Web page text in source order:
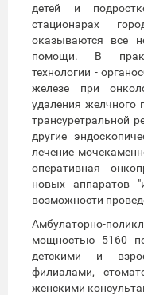
детей и
стационарах
оказываются все
помощи. В
технологии -
железе при
удаления желчного
трансуретральной
другие
лечение
оперативная
новых аппаратов
возможности
Амбулаторно-
мощностью 5160
детскими и
филиалами,
женскими